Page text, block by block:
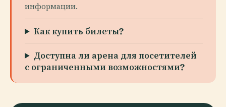
информации.
Как купить билеты?
Доступна ли арена для посетителей
с ограниченными возможностями?